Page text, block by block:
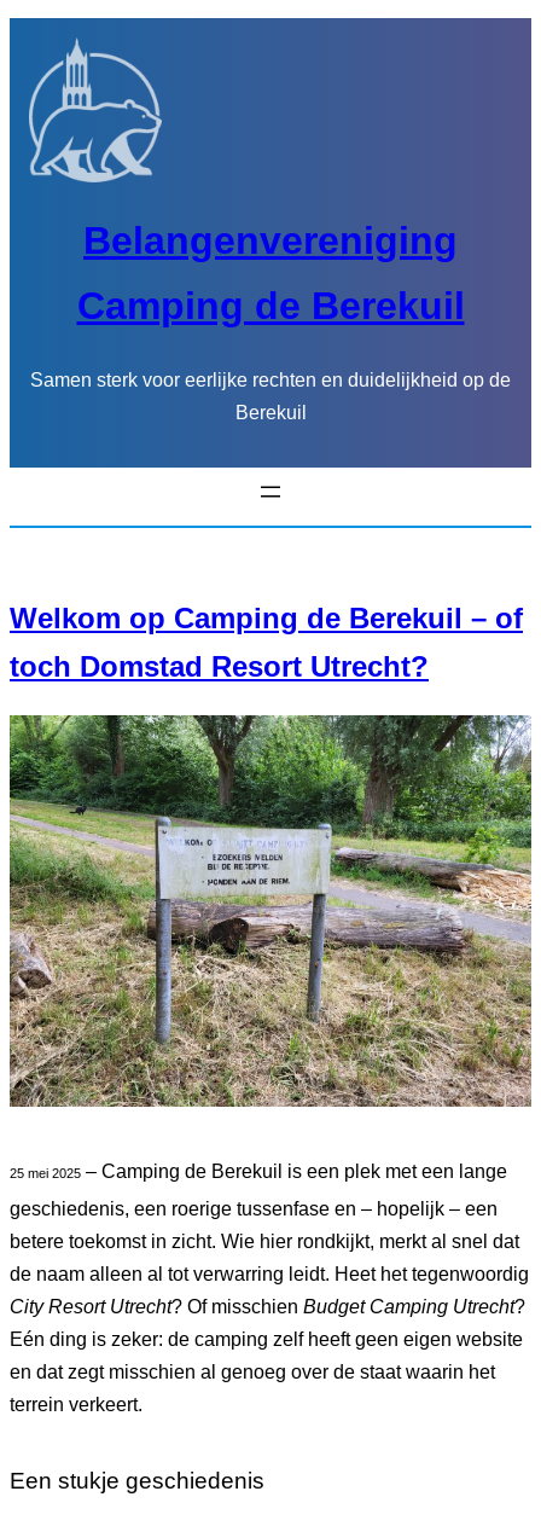
Ga
inhoud
Belangenvereniging
Camping de Berekuil
Samen sterk voor eerlijke rechten en duidelijkheid op de
Berekuil
Welkom op Camping de Berekuil – of
toch Domstad Resort Utrecht?
25 mei 2025 – Camping de Berekuil is een plek met een lange
geschiedenis, een roerige tussenfase en – hopelijk – een
betere toekomst in zicht. Wie hier rondkijkt, merkt al snel dat
de naam alleen al tot verwarring leidt. Heet het tegenwoordig
City Resort Utrecht? Of misschien Budget Camping Utrecht?
Eén ding is zeker: de camping zelf heeft geen eigen website
en dat zegt misschien al genoeg over de staat waarin het
terrein verkeert.
Een stukje geschiedenis